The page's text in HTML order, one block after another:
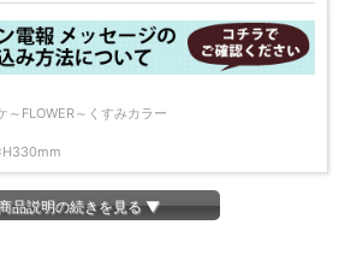
～FLOWER～くすみカラー
望の場合翌営業日以降、
日以降の発送となります。
品説明の続きを見る ▼